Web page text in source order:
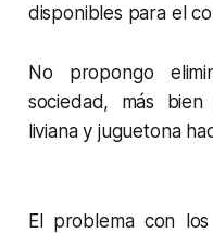
disponibles para el
No propongo
sociedad, más
liviana y juguetona
El problema con